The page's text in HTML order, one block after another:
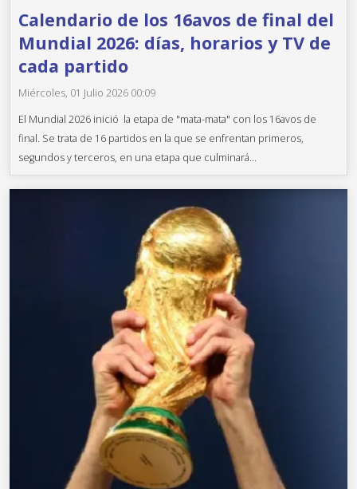
Calendario de los 16avos de final del
Mundial 2026: días, horarios y TV de
cada partido
Miércoles, 01 Julio 2026 00:09
El Mundial 2026 inició la etapa de "mata-mata" con los 16avos de
final. Se trata de 16 partidos en la que se enfrentan primeros,
segundos y terceros, en una etapa que culminará...